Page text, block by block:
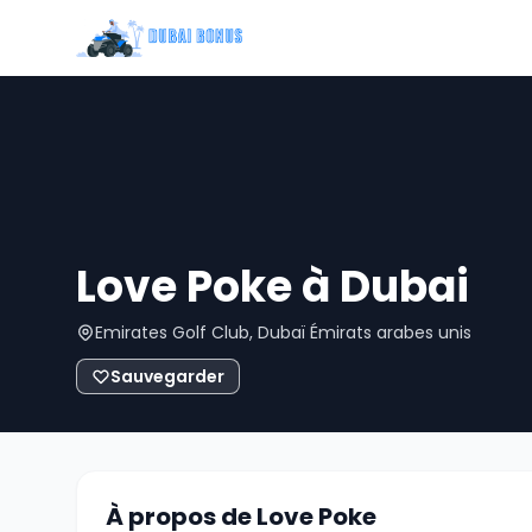
Love Poke à Dubai
Emirates Golf Club, Dubaï Émirats arabes unis
Sauvegarder
À propos de Love Poke